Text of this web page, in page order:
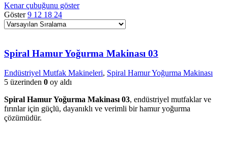
Kenar çubuğunu göster
Göster9 12 18 24
Spiral Hamur Yoğurma Makinası 03
Endüstriyel Mutfak Makineleri, Spiral Hamur Yoğurma Makinası
5 üzerinden 0 oy aldı
Spiral Hamur Yoğurma Makinası 03, endüstriyel mutfaklar ve
fırınlar için güçlü, dayanıklı ve verimli bir hamur yoğurma
çözümüdür.